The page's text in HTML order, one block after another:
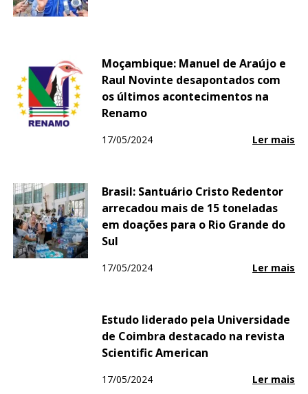
Moçambique: Manuel de Araújo e
Raul Novinte desapontados com
os últimos acontecimentos na
Renamo
17/05/2024 Ler mais
Brasil: Santuário Cristo Redentor
arrecadou mais de 15 toneladas
em doações para o Rio Grande do
Sul
17/05/2024 Ler mais
Estudo liderado pela Universidade
de Coimbra destacado na revista
Scientific American
17/05/2024 Ler mais